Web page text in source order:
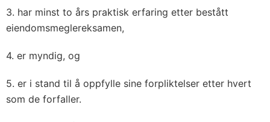
3. har minst to års praktisk erfaring etter bestått
eiendomsmeglereksamen,
4. er myndig, og
5. er i stand til å oppfylle sine forpliktelser etter hvert
som de forfaller.